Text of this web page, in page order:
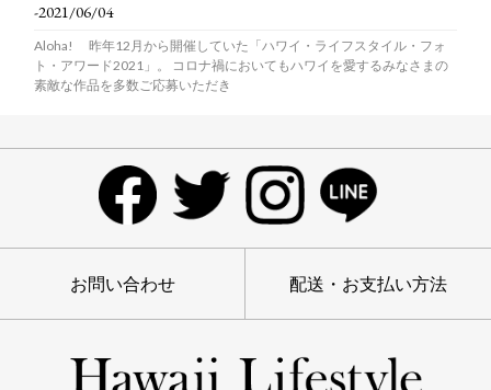
-2021/06/04
Aloha! 昨年12月から開催していた「ハワイ・ライフスタイル・フォ
ト・アワード2021」。 コロナ禍においてもハワイを愛するみなさまの
素敵な作品を多数ご応募いただき
お問い合わせ 配送・お支払い方法